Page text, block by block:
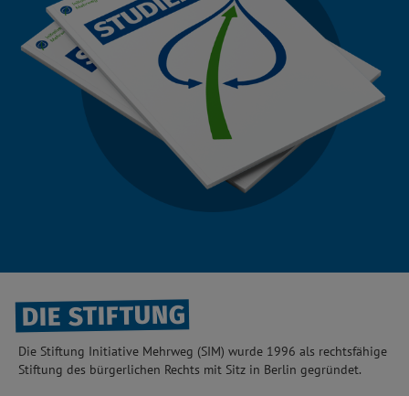
DIE STIFTUNG
Die Stiftung Initiative Mehrweg (SIM) wurde 1996 als rechtsfähige
Stiftung des bürgerlichen Rechts mit Sitz in Berlin gegründet.